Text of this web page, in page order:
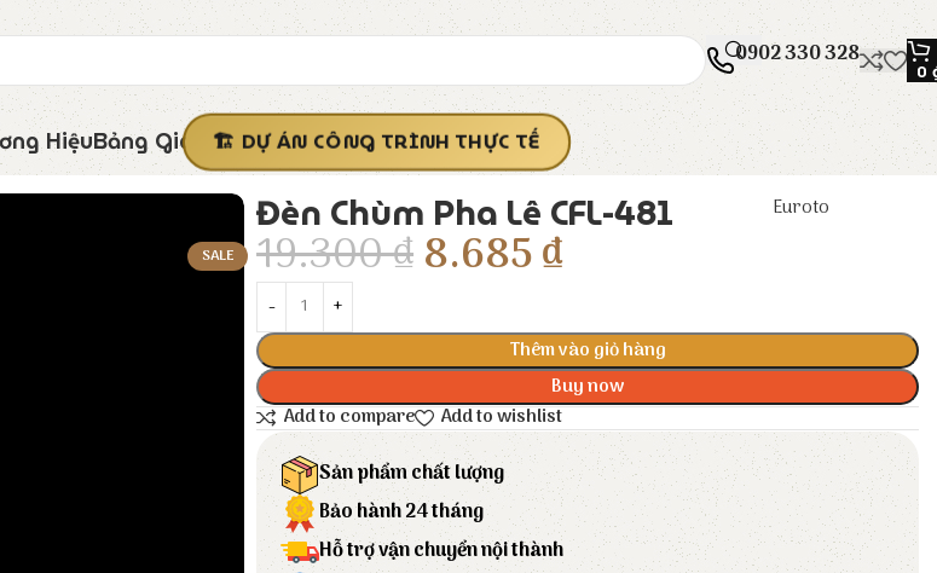
0902 330 328
0
HiệuBảng Giá DỰ ÁN CÔNG TRÌNH THỰC TẾ
SALE
Đèn Chùm Pha Lê CFL-481 Euroto
19.300₫8.685₫
Thêm vào giỏ hàng
Buy now
Add to compare
Add to wishlist
Sản phẩm chất lượng
Bảo hành 24 tháng
Hỗ trợ vận chuyển nội thành